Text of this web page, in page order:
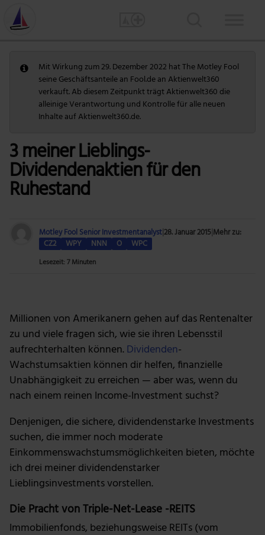
Mit Wirkung zum 29. Dezember 2022 hat The Motley Fool
seine Geschäftsanteile an Fool.de an Aktienwelt360
verkauft. Ab diesem Zeitpunkt trägt Aktienwelt360 die
alleinige Verantwortung und Kontrolle für alle neuen
Inhalte auf Aktienwelt360.de.
3 meiner Lieblings-
Dividendenaktien für den
Ruhestand
Motley Fool Senior Investmentanalyst28. Januar 2015Mehr zu:
CZ2
WPY NNN O WPC
Lesezeit: 7 Minuten
Millionen von Amerikanern gehen auf das Rentenalter
zu und viele fragen sich, wie sie ihren Lebensstil
aufrechterhalten können.Dividenden-
Wachstumsaktien können dir helfen, finanzielle
Unabhängigkeit zu erreichen — aber was, wenn du
nach einem reinen Income-Investment suchst?
Denjenigen, die sichere, dividendenstarke Investments
suchen, die immer noch moderate
Einkommenswachstumsmöglichkeiten bieten, möchte
ich drei meiner dividendenstarker
Lieblingsinvestments vorstellen.
Die Pracht von Triple-Net-Lease -REITS
Immobilienfonds, beziehungsweise REITs (vom